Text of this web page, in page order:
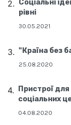
Соціальні
рівні
30.05.2021
"Країна без
25.08.2020
Пристрої
соціальних
04.08.2020